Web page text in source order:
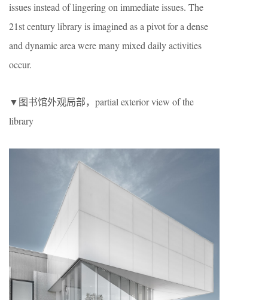
issues instead of lingering on immediate issues. The
21st century library is imagined as a pivot for a dense
and dynamic area were many mixed daily activities
occur.
▼图书馆外观局部，partial exterior view of the
library